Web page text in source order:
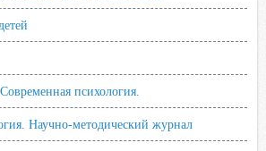
психология.
Научно-методический журнал